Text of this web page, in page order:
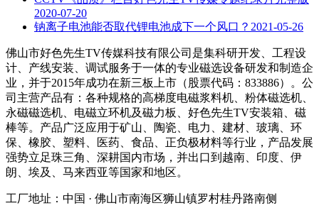
2020-07-20
钠离子电池能否取代锂电池成下一个风口？ 2021-05-26
佛山市好色先生TV传媒科技有限公司是集科研开发、工程设
计、产线安装、调试服务于一体的专业磁选设备研发和制造企
业，并于2015年成功在新三板上市（股票代码：833886）。公
司主营产品有：各种规格的高梯度电磁浆料机、粉体磁选机、
永磁磁选机、电磁立环机及磁力板、好色先生TV安装箱、磁
棒等。产品广泛应用于矿山、陶瓷、电力、建材、玻璃、环
保、橡胶、塑料、医药、食品、正负极材料等行业，产品发展
强势立足珠三角、深耕国内市场，并出口到越南、印度、伊
朗、埃及、马来西亚等国家和地区。
工厂地址：中国 · 佛山市南海区狮山镇罗村桂丹路南侧